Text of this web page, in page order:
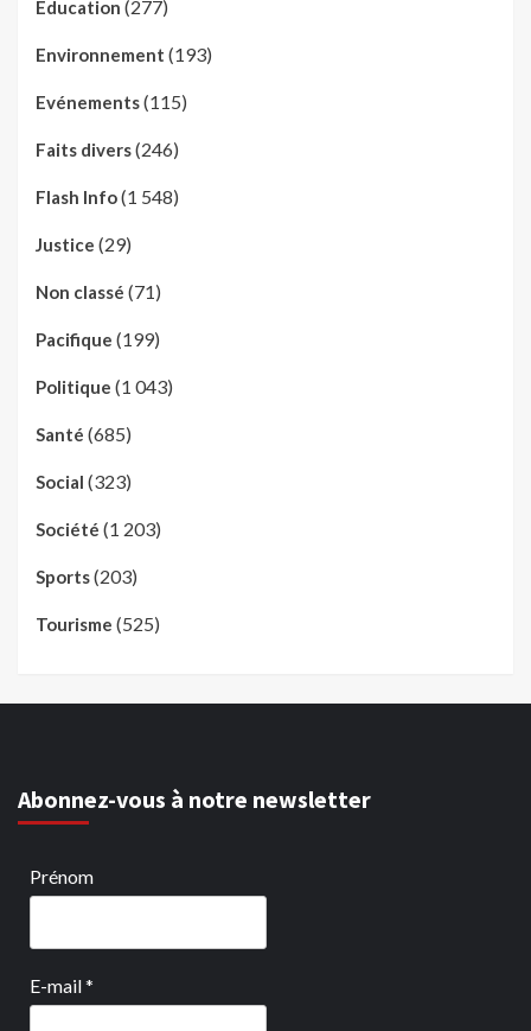
Education (277)
Environnement (193)
Evénements(115)
Faits divers(246)
Flash Info(1 548)
Justice (29)
Non classé (71)
Pacifique (199)
Politique (1 043)
Santé (685)
Social (323)
Société (1 203)
Sports(203)
Tourisme (525)
Abonnez-vous à notre newsletter
Prénom
E-mail*